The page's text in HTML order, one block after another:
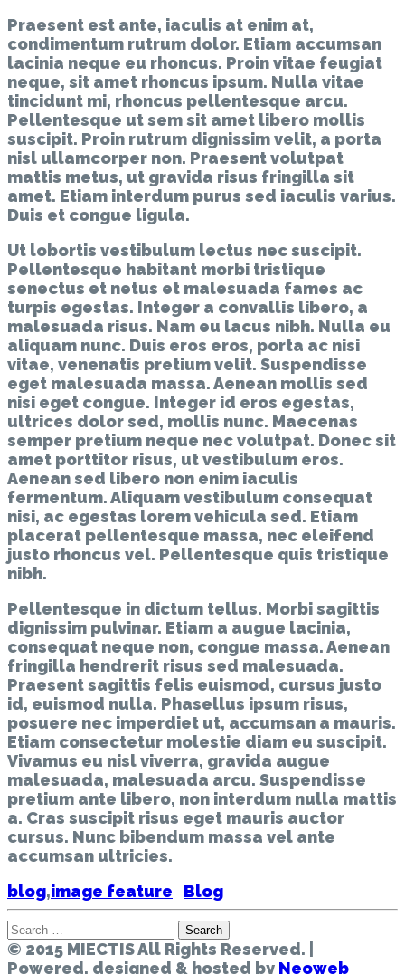
Praesent est ante, iaculis at enim at,
condimentum rutrum dolor. Etiam accumsan
lacinia neque eu rhoncus. Proin vitae feugiat
neque, sit amet rhoncus ipsum. Nulla vitae
tincidunt mi, rhoncus pellentesque arcu.
Pellentesque ut sem sit amet libero mollis
suscipit. Proin rutrum dignissim velit, a porta
nisl ullamcorper non. Praesent volutpat
mattis metus, ut gravida risus fringilla sit
amet. Etiam interdum purus sed iaculis varius.
Duis et congue ligula.
Ut lobortis vestibulum lectus nec suscipit.
Pellentesque habitant morbi tristique
senectus et netus et malesuada fames ac
turpis egestas. Integer a convallis libero, a
malesuada risus. Nam eu lacus nibh. Nulla eu
aliquam nunc. Duis eros eros, porta ac nisi
vitae, venenatis pretium velit. Suspendisse
eget malesuada massa. Aenean mollis sed
nisi eget congue. Integer id eros egestas,
ultrices dolor sed, mollis nunc. Maecenas
semper pretium neque nec volutpat. Donec sit
amet porttitor risus, ut vestibulum eros.
Aenean sed libero non enim iaculis
fermentum. Aliquam vestibulum consequat
nisi, ac egestas lorem vehicula sed. Etiam
placerat pellentesque massa, nec eleifend
justo rhoncus vel. Pellentesque quis tristique
nibh.
Pellentesque in dictum tellus. Morbi sagittis
dignissim pulvinar. Etiam a augue lacinia,
consequat neque non, congue massa. Aenean
fringilla hendrerit risus sed malesuada.
Praesent sagittis felis euismod, cursus justo
id, euismod nulla. Phasellus ipsum risus,
posuere nec imperdiet ut, accumsan a mauris.
Etiam consectetur molestie diam eu suscipit.
Vivamus eu nisl viverra, gravida augue
malesuada, malesuada arcu. Suspendisse
pretium ante libero, non interdum nulla mattis
a. Cras suscipit risus eget mauris auctor
cursus. Nunc bibendum massa vel ante
accumsan ultricies.
blog,image feature
Blog
Search
for:
© 2015 MIECTIS All Rights Reserved. |
Powered, designed & hosted by Neoweb